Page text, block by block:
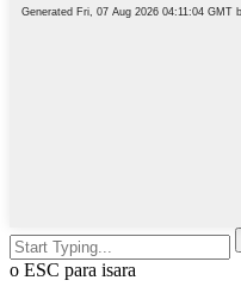
o ESC para isara